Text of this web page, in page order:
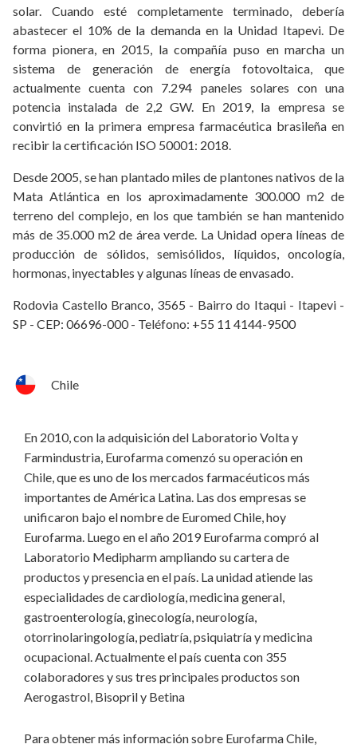
solar. Cuando esté completamente terminado, debería
abastecer el 10% de la demanda en la Unidad Itapevi. De
forma pionera, en 2015, la compañía puso en marcha un
sistema de generación de energía fotovoltaica, que
actualmente cuenta con 7.294 paneles solares con una
potencia instalada de 2,2 GW. En 2019, la empresa se
convirtió en la primera empresa farmacéutica brasileña en
recibir la certificación ISO 50001: 2018.
Desde 2005, se han plantado miles de plantones nativos de la
Mata Atlántica en los aproximadamente 300.000 m2 de
terreno del complejo, en los que también se han mantenido
más de 35.000 m2 de área verde. La Unidad opera líneas de
producción de sólidos, semisólidos, líquidos, oncología,
hormonas, inyectables y algunas líneas de envasado.
Rodovia Castello Branco, 3565 - Bairro do Itaqui - Itapevi -
SP - CEP: 06696-000 - Teléfono: +55 11 4144-9500
Chile
En 2010, con la adquisición del Laboratorio Volta y
Farmindustria, Eurofarma comenzó su operación en
Chile, que es uno de los mercados farmacéuticos más
importantes de América Latina. Las dos empresas se
unificaron bajo el nombre de Euromed Chile, hoy
Eurofarma. Luego en el año 2019 Eurofarma compró al
Laboratorio Medipharm ampliando su cartera de
productos y presencia en el país. La unidad atiende las
especialidades de cardiología, medicina general,
gastroenterología, ginecología, neurología,
otorrinolaringología, pediatría, psiquiatría y medicina
ocupacional. Actualmente el país cuenta con 355
colaboradores y sus tres principales productos son
Aerogastrol, Bisopril y Betina
Para obtener más información sobre Eurofarma Chile,